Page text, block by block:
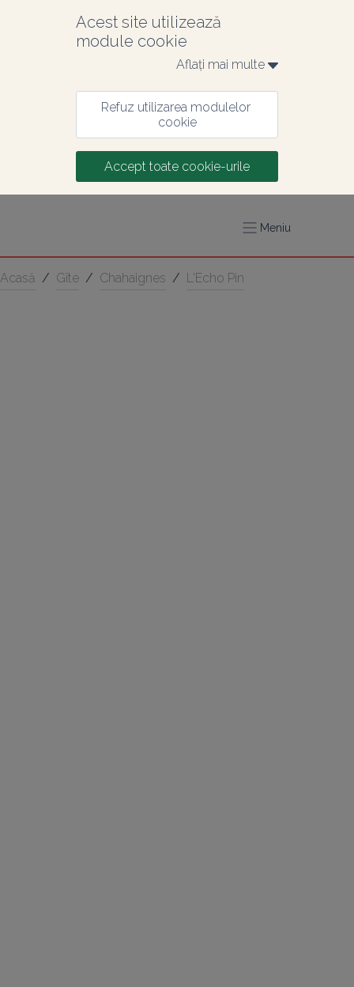
Acest site utilizează
module cookie
Aflați mai multe
Refuz utilizarea modulelor
cookie
Accept toate cookie-urile
Meniu
Acasă / Gîte / Chahaignes / L'Echo Pin